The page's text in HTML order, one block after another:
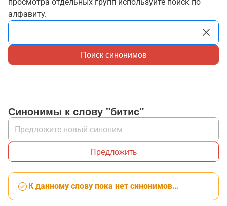
алфавиту.
Поиск синонимов
Синонимы к слову "битис"
Предложить
К данному слову пока нет синонимов…